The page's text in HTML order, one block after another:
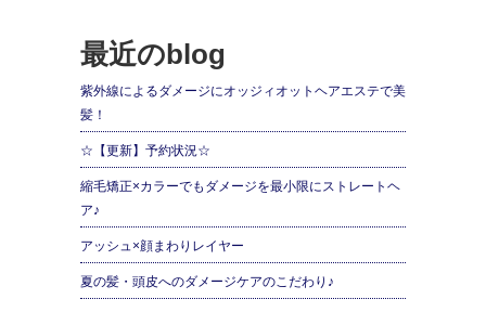
最近のblog
紫外線によるダメージにオッジィオットヘアエステで美
髪！
☆【更新】予約状況☆
縮毛矯正×カラーでもダメージを最小限にストレートヘ
ア♪
アッシュ×顔まわりレイヤー
夏の髪・頭皮へのダメージケアのこだわり♪